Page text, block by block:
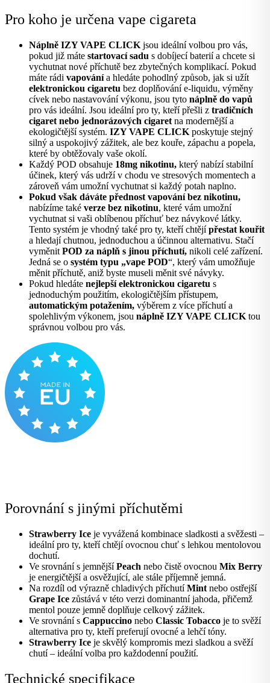
Pro koho je určena vape cigareta
Náplně IZY VAPE CLICK jsou ideální volbou pro vás,
pokud již máte startovací sadu s dobíjecí baterií a chcete si
vychutnat nové příchutě bez zbytečných komplikací. Pokud
máte rádi vapovánía hledáte pohodlný způsob, jak si užít
elektronickou cigaretu bez doplňování e-liquidu, výměny
cívek nebo nastavování výkonu, jsou tyto náplně do vapů
pro vás ideální. Jsou ideální pro ty, kteří přešli z tradičních
cigaret nebo jednorázových cigaret na modernější a
ekologičtější systém. IZY VAPE CLICK poskytuje stejný
silný a uspokojivý zážitek, ale bez kouře, zápachu a popela,
které by obtěžovaly vaše okolí.
Každý POD obsahuje 18mg nikotinu, který nabízí stabilní
účinek, který vás udrží v chodu ve stresových momentech a
zároveň vám umožní vychutnat si každý potah naplno.
Pokud však dáváte přednost vapování bez nikotinu,
nabízíme také verze bez nikotinu, které vám umožní
vychutnat si vaši oblíbenou příchuť bez návykové látky.
Tento systém je vhodný také pro ty, kteří chtějípřestat kouřit
a hledají chutnou, jednoduchou a účinnou alternativu. Stačí
vyměnit POD za náplň s jinou příchutí, nikoli celé zařízení.
Jedná se o systém typu „vape POD“, který vám umožňuje
měnit příchutě, aniž byste museli měnit své návyky.
Pokud hledáte nejlepší elektronickou cigaretu s
jednoduchým použitím, ekologičtějším přístupem,
automatickým potažením, výběrem z více příchutí a
spolehlivým výkonem, jsou náplně IZY VAPE CLICK tou
správnou volbou pro vás.
Porovnání s jinými příchutěmi
Strawberry Ice je vyvážená kombinace sladkosti a svěžesti –
ideální pro ty, kteří chtějí ovocnou chuť s lehkou mentolovou
dochutí.
Ve srovnání s jemnějšíPeach nebo čistě ovocnou Mix Berry
je energičtější a osvěžující, ale stále příjemně jemná.
Na rozdíl od výrazně chladivých příchutíMint nebo ostřejší
Grape Ice zůstává v této verzi dominantní jahoda, přičemž
mentol pouze jemně doplňuje celkový zážitek.
Ve srovnání s Cappuccino nebo Classic Tobacco je to svěží
alternativa pro ty, kteří preferují ovocné a lehčí tóny.
Strawberry Ice je skvělý kompromis mezi sladkou a svěží
chutí – ideální volba pro každodenní použití.
Technické specifikace